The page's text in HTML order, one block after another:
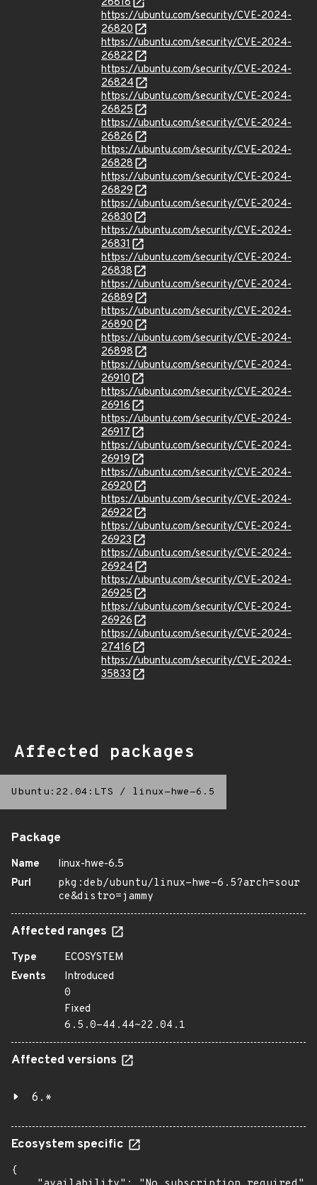
https://ubuntu.com/security/CVE-2024-
26820
https://ubuntu.com/security/CVE-2024-
26822
https://ubuntu.com/security/CVE-2024-
26824
https://ubuntu.com/security/CVE-2024-
26825
https://ubuntu.com/security/CVE-2024-
26826
https://ubuntu.com/security/CVE-2024-
26828
https://ubuntu.com/security/CVE-2024-
26829
https://ubuntu.com/security/CVE-2024-
26830
https://ubuntu.com/security/CVE-2024-
26831
https://ubuntu.com/security/CVE-2024-
26838
https://ubuntu.com/security/CVE-2024-
26889
https://ubuntu.com/security/CVE-2024-
26890
https://ubuntu.com/security/CVE-2024-
26898
https://ubuntu.com/security/CVE-2024-
26910
https://ubuntu.com/security/CVE-2024-
26916
https://ubuntu.com/security/CVE-2024-
26917
https://ubuntu.com/security/CVE-2024-
26919
https://ubuntu.com/security/CVE-2024-
26920
https://ubuntu.com/security/CVE-2024-
26922
https://ubuntu.com/security/CVE-2024-
26923
https://ubuntu.com/security/CVE-2024-
26924
https://ubuntu.com/security/CVE-2024-
26925
https://ubuntu.com/security/CVE-2024-
26926
https://ubuntu.com/security/CVE-2024-
27416
https://ubuntu.com/security/CVE-2024-
35833
Affected packages
Ubuntu:22.04:LTS / linux-hwe-6.5
Package
Name
linux-hwe-6.5
Purl
pkg:deb/ubuntu/linux-hwe-6.5?arch=sour
ce&distro=jammy
Affected ranges
Type
ECOSYSTEM
Events
Introduced
0
Fixed
6.5.0-44.44~22.04.1
Affected versions
6.*
Ecosystem specific
{